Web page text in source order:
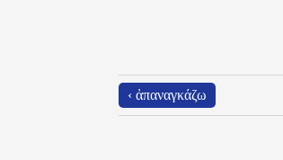
‹ ἀπαναγκάζω